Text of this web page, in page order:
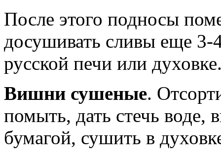
После этого подносы
досушивать сливы еще
русской печи или
Вишни сушеные.
помыть, дать стечь воде,
бумагой, сушить в